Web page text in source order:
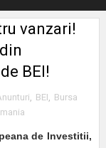
vanzari!
BEI!
, BEI, Bursa
de Investitii,